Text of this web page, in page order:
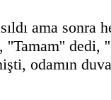
ama sonra
''Tamam'' dedi,
odamın